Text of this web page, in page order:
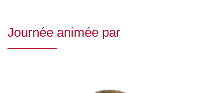
Journée animée par